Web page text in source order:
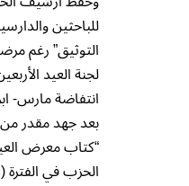
للباحثين
التوثيق” رغم
لجنة العيد
بعد جهد مقدر من
“كتاب معرض